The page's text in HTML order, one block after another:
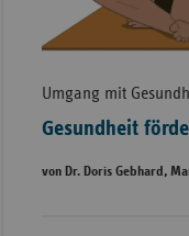
Umgang mit
Gesundheit
von Dr. Doris Gebhard,